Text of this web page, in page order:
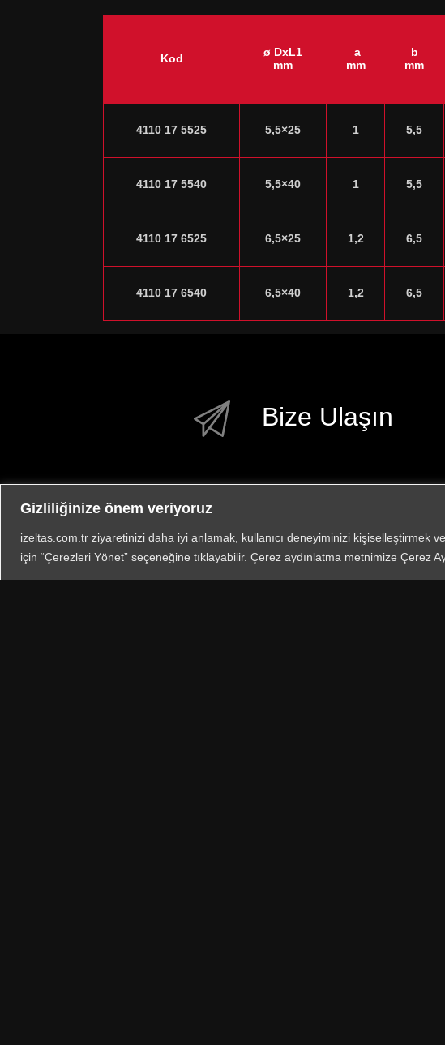
Gizliliğinize önem veriyoruz
izeltas.com.tr ziyaretinizi daha iyi anlamak, kullanıcı deneyiminizi kişiselleştirmek
için “Çerezleri Yönet” seçeneğine tıklayabilir. Çerez aydınlatma metnimize Çerez
Kod
ø DxL1
mm
a
mm
b
mm
4110 17 5525 5,5×25 1 5,5
4110 17 5540 5,5×40 1 5,5
4110 17 6525 6,5×25 1,2 6,5
4110 17 6540 6,5×40 1,2 6,5
Bize Ulaşın